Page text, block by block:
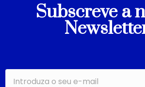
Subscreve a